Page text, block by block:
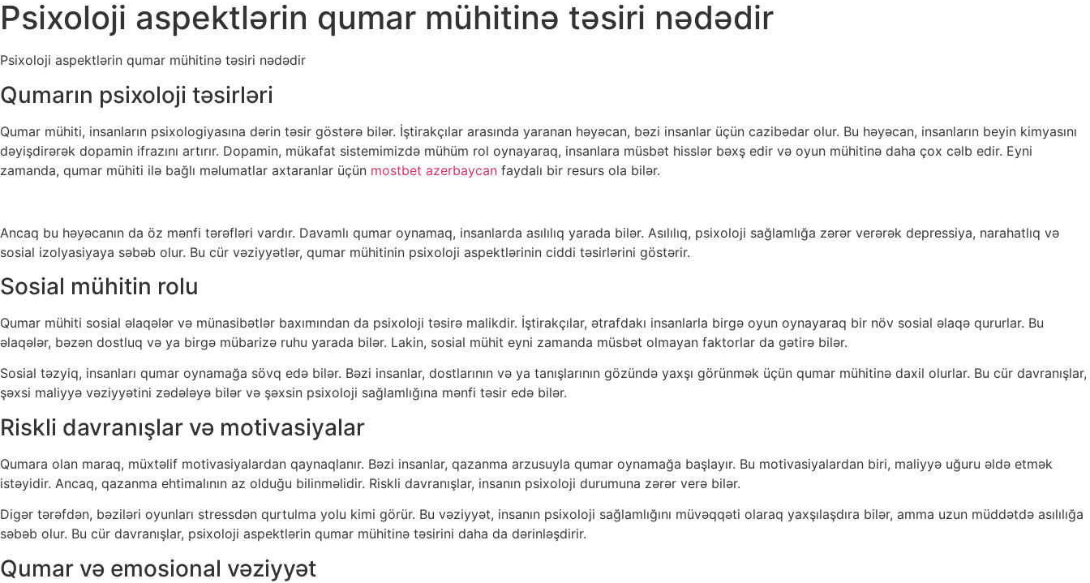
Psixoloji aspektlərin qumar mühitinə təsiri nədədir
Psixoloji aspektlərin qumar mühitinə təsiri nədədir
Qumarın psixoloji təsirləri
Qumar mühiti, insanların psixologiyasına dərin təsir göstərə bilər. İştirakçılar arasında yaranan həyəcan, bəzi insanlar üçün cazibədar olur. Bu həyəcan, insanların beyin kimyasını
dəyişdirərək dopamin ifrazını artırır. Dopamin, mükafat sistemimizdə mühüm rol oynayaraq, insanlara müsbət hisslər bəxş edir və oyun mühitinə daha çox cəlb edir. Eyni
zamanda, qumar mühiti ilə bağlı məlumatlar axtaranlar üçün mostbet azerbaycan faydalı bir resurs ola bilər.
Ancaq bu həyəcanın da öz mənfi tərəfləri vardır. Davamlı qumar oynamaq, insanlarda asılılıq yarada bilər. Asılılıq, psixoloji sağlamlığa zərər verərək depressiya, narahatlıq və
sosial izolyasiyaya səbəb olur. Bu cür vəziyyətlər, qumar mühitinin psixoloji aspektlərinin ciddi təsirlərini göstərir.
Sosial mühitin rolu
Qumar mühiti sosial əlaqələr və münasibətlər baxımından da psixoloji təsirə malikdir. İştirakçılar, ətrafdakı insanlarla birgə oyun oynayaraq bir növ sosial əlaqə qururlar. Bu
əlaqələr, bəzən dostluq və ya birgə mübarizə ruhu yarada bilər. Lakin, sosial mühit eyni zamanda müsbət olmayan faktorlar da gətirə bilər.
Sosial təzyiq, insanları qumar oynamağa sövq edə bilər. Bəzi insanlar, dostlarının və ya tanışlarının gözündə yaxşı görünmək üçün qumar mühitinə daxil olurlar. Bu cür davranışlar,
şəxsi maliyyə vəziyyətini zədələyə bilər və şəxsin psixoloji sağlamlığına mənfi təsir edə bilər.
Riskli davranışlar və motivasiyalar
Qumara olan maraq, müxtəlif motivasiyalardan qaynaqlanır. Bəzi insanlar, qazanma arzusuyla qumar oynamağa başlayır. Bu motivasiyalardan biri, maliyyə uğuru əldə etmək
istəyidir. Ancaq, qazanma ehtimalının az olduğu bilinməlidir. Riskli davranışlar, insanın psixoloji durumuna zərər verə bilər.
Digər tərəfdən, bəziləri oyunları stressdən qurtulma yolu kimi görür. Bu vəziyyət, insanın psixoloji sağlamlığını müvəqqəti olaraq yaxşılaşdıra bilər, amma uzun müddətdə asılılığa
səbəb olur. Bu cür davranışlar, psixoloji aspektlərin qumar mühitinə təsirini daha da dərinləşdirir.
Qumar və emosional vəziyyət